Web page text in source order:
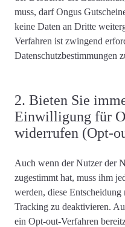
muss, darf Ongus
keine Daten an Dritte
Verfahren ist zwingend
Datenschutzbestimmungen
2. Bieten Sie
Einwilligung für
widerrufen (Opt-
Auch wenn der Nutzer der
zugestimmt hat, muss ihm
werden, diese
Tracking zu deaktivieren.
ein Opt-out-Verfahren